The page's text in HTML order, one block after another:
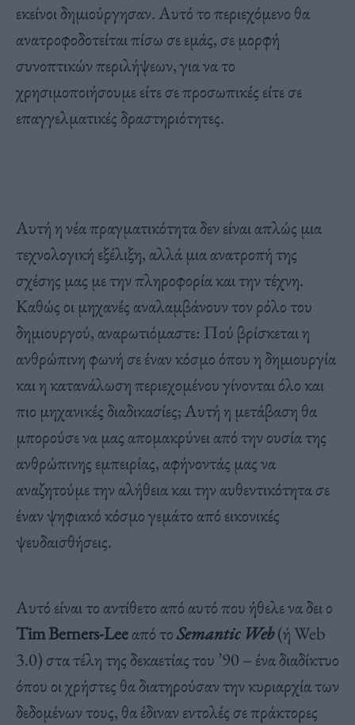
εκείνοι δημιούργησαν. Αυτό το περιεχόμενο θα
ανατροφοδοτείται πίσω σε εμάς, σε μορφή
συνοπτικών περιλήψεων, για να το
χρησιμοποιήσουμε είτε σε προσωπικές είτε σε
επαγγελματικές δραστηριότητες.
Αυτή η νέα πραγματικότητα δεν είναι απλώς μια
τεχνολογική εξέλιξη, αλλά μια ανατροπή της
σχέσης μας με την πληροφορία και την τέχνη.
Καθώς οι μηχανές αναλαμβάνουν τον ρόλο του
δημιουργού, αναρωτιόμαστε: Πού βρίσκεται η
ανθρώπινη φωνή σε έναν κόσμο όπου η δημιουργία
και η κατανάλωση περιεχομένου γίνονται όλο και
πιο μηχανικές διαδικασίες; Αυτή η μετάβαση θα
μπορούσε να μας απομακρύνει από την ουσία της
ανθρώπινης εμπειρίας, αφήνοντάς μας να
αναζητούμε την αλήθεια και την αυθεντικότητα σε
έναν ψηφιακό κόσμο γεμάτο από εικονικές
ψευδαισθήσεις.
Αυτό είναι το αντίθετο από αυτό που ήθελε να δει ο
Tim Berners-Leeαπό τοSemantic Web(ή Web
3.0) στα τέλη της δεκαετίας του ’90 – ένα διαδίκτυο
όπου οι χρήστες θα διατηρούσαν την κυριαρχία των
δεδομένων τους, θα έδιναν εντολές σε πράκτορες